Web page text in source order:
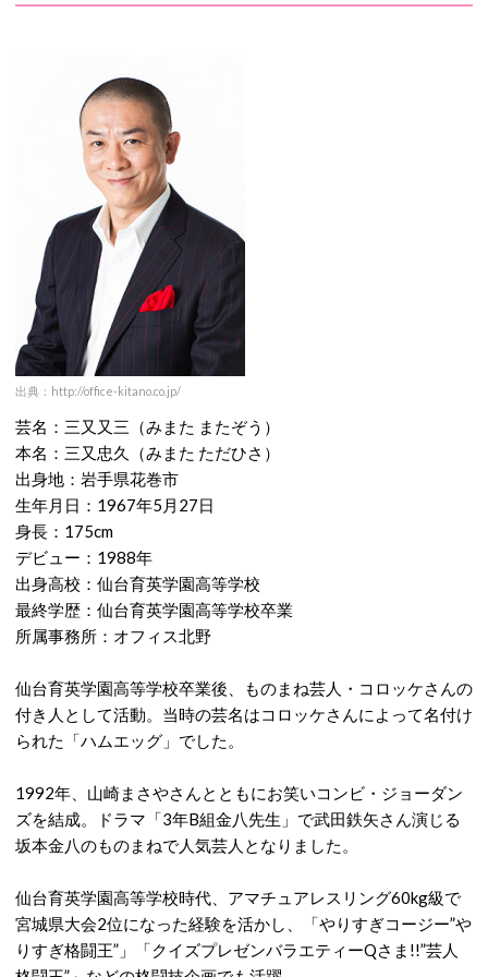
出典：http://office-kitano.co.jp/
芸名：三又又三（みまた またぞう）
本名：三又忠久（みまた ただひさ）
出身地：岩手県花巻市
生年月日：1967年5月27日
身長：175cm
デビュー：1988年
出身高校：仙台育英学園高等学校
最終学歴：仙台育英学園高等学校卒業
所属事務所：オフィス北野
仙台育英学園高等学校卒業後、ものまね芸人・コロッケさんの
付き人として活動。当時の芸名はコロッケさんによって名付け
られた「ハムエッグ」でした。
1992年、山崎まさやさんとともにお笑いコンビ・ジョーダン
ズを結成。ドラマ「3年B組金八先生」で武田鉄矢さん演じる
坂本金八のものまねで人気芸人となりました。
仙台育英学園高等学校時代、アマチュアレスリング60kg級で
宮城県大会2位になった経験を活かし、「やりすぎコージー”や
りすぎ格闘王”」「クイズプレゼンバラエティーQさま!!”芸人